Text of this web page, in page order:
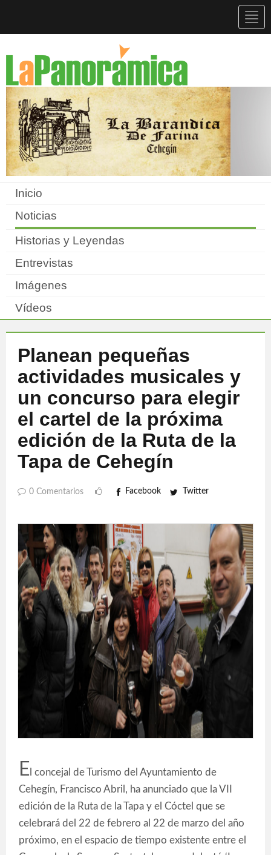
Inicio
Noticias
Historias y Leyendas
Entrevistas
Imágenes
Vídeos
Planean pequeñas
actividades musicales y
un concurso para elegir
el cartel de la próxima
edición de la Ruta de la
Tapa de Cehegín
0 Comentarios Facebook Twitter
E l concejal de Turismo del Ayuntamiento de
Cehegín, Francisco Abril, ha anunciado que la VII
edición de la Ruta de la Tapa y el Cóctel que se
celebrará del 22 de febrero al 22 de marzo del año
próximo, en el espacio de tiempo existente entre el